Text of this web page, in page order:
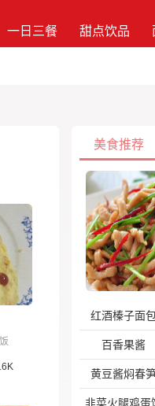
一日三餐 甜点饮品
美食推荐
红酒榛子面包
百香果酱
黄豆酱焖春
韭菜火腿鸡蛋